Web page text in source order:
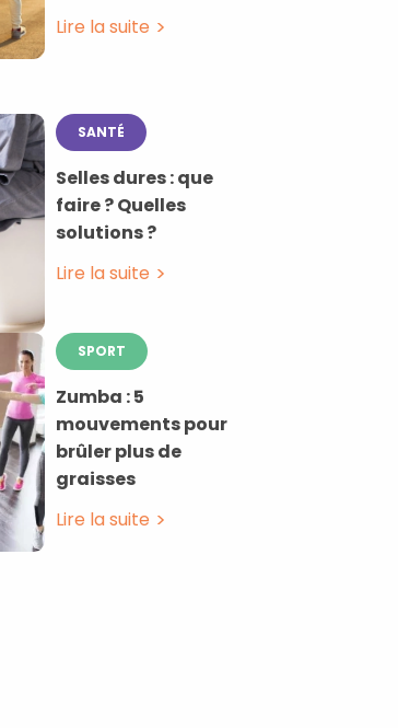
Lire la suite
SANTÉ
Selles dures : que
faire ? Quelles
solutions ?
Lire la suite
SPORT
Zumba : 5
mouvements pour
brûler plus de
graisses
Lire la suite